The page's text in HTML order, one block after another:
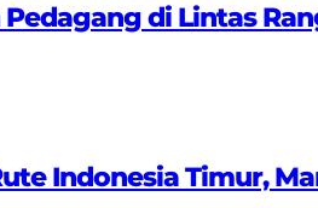
di Lintas
Indonesia Timur,